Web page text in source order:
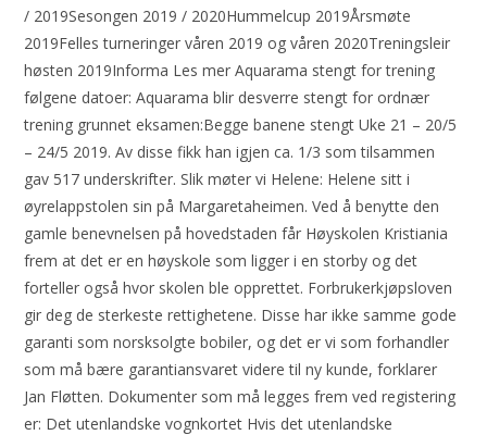
/ 2019Sesongen 2019 / 2020Hummelcup 2019Årsmøte
2019Felles turneringer våren 2019 og våren 2020Treningsleir
høsten 2019Informa Les mer Aquarama stengt for trening
følgene datoer: Aquarama blir desverre stengt for ordnær
trening grunnet eksamen:Begge banene stengt Uke 21 – 20/5
– 24/5 2019. Av disse fikk han igjen ca. 1/3 som tilsammen
gav 517 underskrifter. Slik møter vi Helene: Helene sitt i
øyrelappstolen sin på Margaretaheimen. Ved å benytte den
gamle benevnelsen på hovedstaden får Høyskolen Kristiania
frem at det er en høyskole som ligger i en storby og det
forteller også hvor skolen ble opprettet. Forbrukerkjøpsloven
gir deg de sterkeste rettighetene. Disse har ikke samme gode
garanti som norsksolgte bobiler, og det er vi som forhandler
som må bære garantiansvaret videre til ny kunde, forklarer
Jan Fløtten. Dokumenter som må legges frem ved registering
er: Det utenlandske vognkortet Hvis det utenlandske